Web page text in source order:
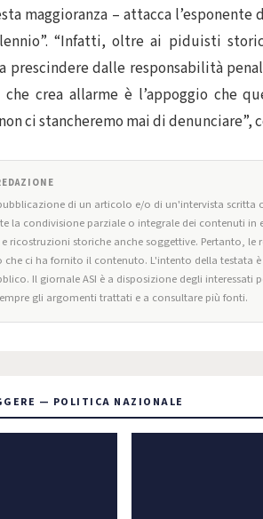
maggioranza – attacca
“Infatti, oltre ai piduisti
prescindere dalle responsabilità
crea allarme è l’appoggio che
ci stancheremo mai di denunciare”,
di un articolo e/o di un'intervista
la condivisione parziale o integrale dei contenuti in
ricostruzioni storiche anche soggettive. Pertanto,
che ci ha fornito il contenuto. L'intento della testata
Il giornale ASI è a disposizione degli
gli argomenti trattati e a consultare più fonti.
— POLITICA NAZIONALE